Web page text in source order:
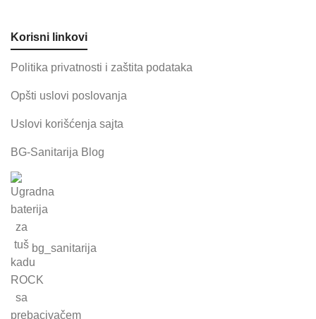
Korisni linkovi
Politika privatnosti i zaštita podataka
Opšti uslovi poslovanja
Uslovi korišćenja sajta
BG-Sanitarija Blog
bg_sanitarija